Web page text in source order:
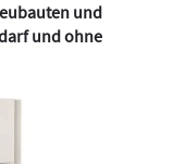
und
und ohne